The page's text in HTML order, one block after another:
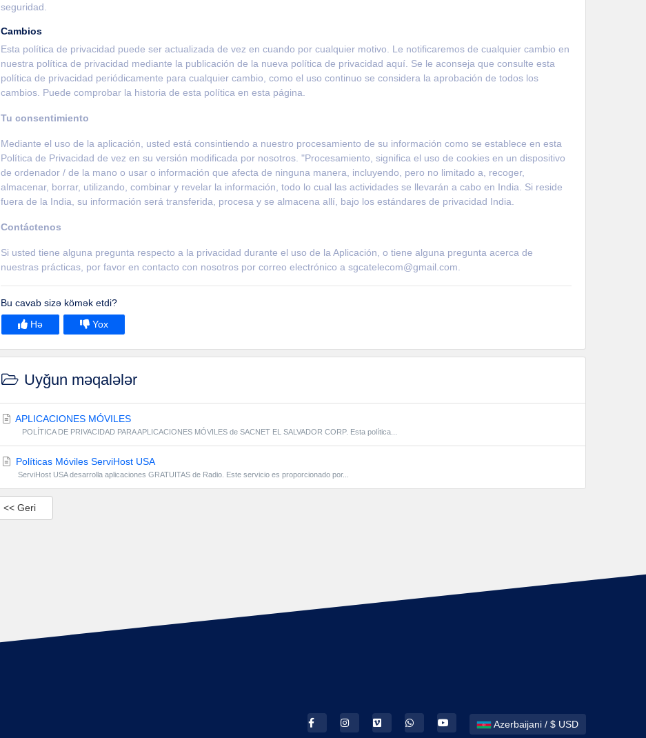
seguridad.
Cambios
Esta política de privacidad puede ser actualizada de vez en cuando por cualquier motivo. Le notificaremos de cualquier cambio en
nuestra política de privacidad mediante la publicación de la nueva política de privacidad aquí. Se le aconseja que consulte esta
política de privacidad periódicamente para cualquier cambio, como el uso continuo se considera la aprobación de todos los
cambios. Puede comprobar la historia de esta política en esta página.
Tu consentimiento
Mediante el uso de la aplicación, usted está consintiendo a nuestro procesamiento de su información como se establece en esta
Política de Privacidad de vez en su versión modificada por nosotros. "Procesamiento, significa el uso de cookies en un dispositivo
de ordenador / de la mano o usar o información que afecta de ninguna manera, incluyendo, pero no limitado a, recoger,
almacenar, borrar, utilizando, combinar y revelar la información, todo lo cual las actividades se llevarán a cabo en India. Si reside
fuera de la India, su información será transferida, procesa y se almacena allí, bajo los estándares de privacidad India.
Contáctenos
Si usted tiene alguna pregunta respecto a la privacidad durante el uso de la Aplicación, o tiene alguna pregunta acerca de
nuestras prácticas, por favor en contacto con nosotros por correo electrónico a sgcatelecom@gmail.com.
Bu cavab sizə kömək etdi?
Hə
Yox
Uyğun məqalələr
APLICACIONES MÓVILES
POLÍTICA DE PRIVACIDAD PARA APLICACIONES MÓVILES de SACNET EL SALVADOR CORP. Esta política...
Políticas Móviles ServiHost USA
ServiHost USA desarrolla aplicaciones GRATUITAS de Radio. Este servicio es proporcionado por...
<< Geri
Azerbaijani / $ USD